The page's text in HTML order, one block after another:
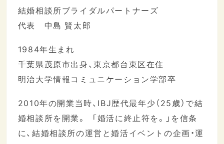
結婚相談所ブライダルパートナーズ
代表 中島 賢太郎
1984年生まれ
千葉県茂原市出身、東京都台東区在住
明治大学情報コミュニケーション学部卒
2010年の開業当時、IBJ歴代最年少（25歳）で結
婚相談所を開業。 「婚活に終止符を。」を信条
に、結婚相談所の運営と婚活イベントの企画・運